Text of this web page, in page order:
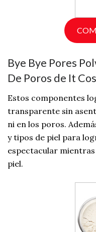
Bye Bye Pores
De Poros de It
Estos componentes
transparente sin
ni en los poros.
y tipos de piel para
espectacular
piel.